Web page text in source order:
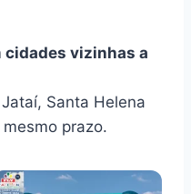
cidades vizinhas a
Santa Helena
prazo.